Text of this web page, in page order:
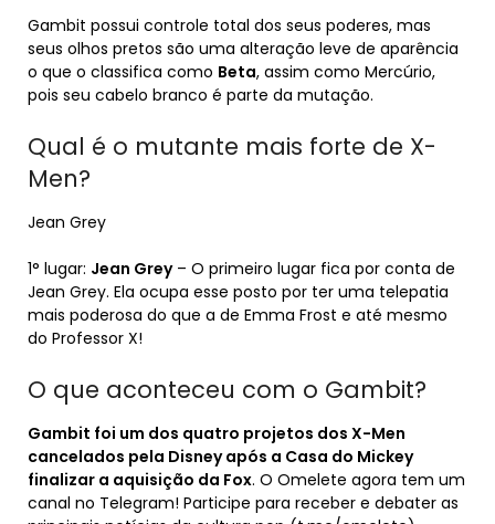
Gambit possui controle total dos seus poderes, mas
seus olhos pretos são uma alteração leve de aparência
o que o classifica como Beta, assim como Mercúrio,
pois seu cabelo branco é parte da mutação.
Qual é o mutante mais forte de X-
Men?
Jean Grey
1° lugar: Jean Grey– O primeiro lugar fica por conta de
Jean Grey. Ela ocupa esse posto por ter uma telepatia
mais poderosa do que a de Emma Frost e até mesmo
do Professor X!
O que aconteceu com o Gambit?
Gambit foi um dos quatro projetos dos X-Men
cancelados pela Disney após a Casa do Mickey
finalizar a aquisição da Fox. O Omelete agora tem um
canal no Telegram! Participe para receber e debater as